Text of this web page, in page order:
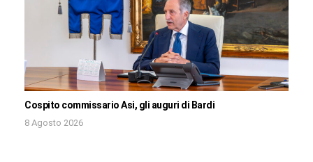
Cospito commissario Asi, gli auguri di Bardi
8 Agosto 2026